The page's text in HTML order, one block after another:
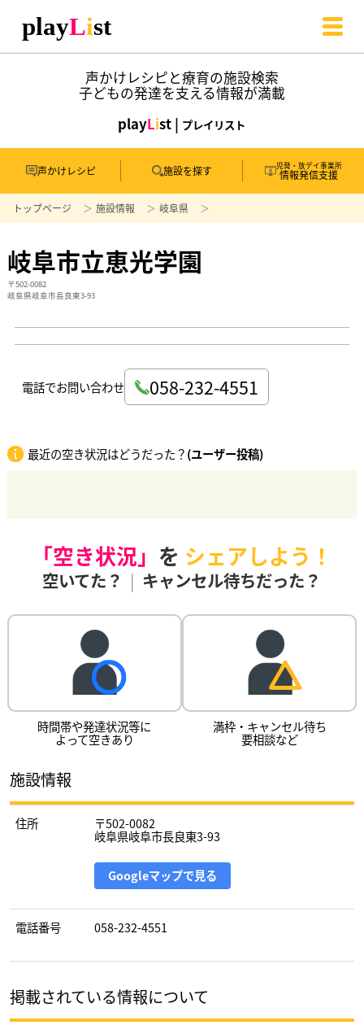
声かけレシピと療育の施設検索
子どもの発達を支える情報が満載
playList | プレイリスト
声かけレシピ 施設を探す 児発・放デイ事業所
情報発信支援
トップページ 施設情報 岐阜県
岐阜市立恵光学園
〒502-0082
岐阜県岐阜市長良東3-93
電話でお問い合わせ 058-232-4551
最近の空き状況はどうだった？(ユーザー投稿)
「空き状況」 を シェアしよう！
空いてた？ | キャンセル待ちだった？
時間帯や発達状況等に
よって空きあり
満枠・キャンセル待ち
要相談など
施設情報
住所 〒502-0082
岐阜県岐阜市長良東3-93
Googleマップで見る
電話番号 058-232-4551
掲載されている情報について